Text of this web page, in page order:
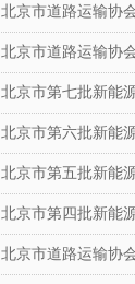
北京市道路运输协
北京市道路运输协
北京市第七批新能
北京市第六批新能
北京市第五批新能
北京市第四批新能
北京市道路运输协